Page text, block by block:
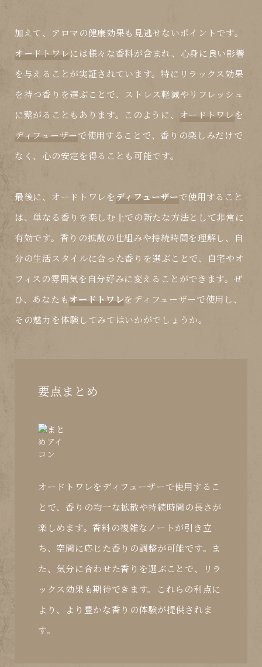
加えて、アロマの健康効果も見逃せないポイントです。
オードトワレには様々な香料が含まれ、心身に良い影響
を与えることが実証されています。特にリラックス効果
を持つ香りを選ぶことで、ストレス軽減やリフレッシュ
に繋がることもあります。このように、 オードトワレを
ディフューザーで使用することで、香りの楽しみだけで
なく、心の安定を得ることも可能です。
最後に、 オードトワレをディフューザーで使用すること
は、単なる香りを楽しむ上での新たな方法として非常に
有効です。香りの拡散の仕組みや持続時間を理解し、自
分の生活スタイルに合った香りを選ぶことで、自宅やオ
フィスの雰囲気を自分好みに変えることができます。ぜ
ひ、あなたもオードトワレを ディフューザーで使用し、
その魅力を体験してみてはいかがでしょうか。
要点まとめ
オードトワレをディフューザーで使用するこ
とで、香りの均一な拡散や持続時間の長さが
楽しめます。香料の複雑なノートが引き立
ち、空間に応じた香りの調整が可能です。ま
た、気分に合わせた香りを選ぶことで、リラ
ックス効果も期待できます。これらの利点に
より、より豊かな香りの体験が提供されま
す。